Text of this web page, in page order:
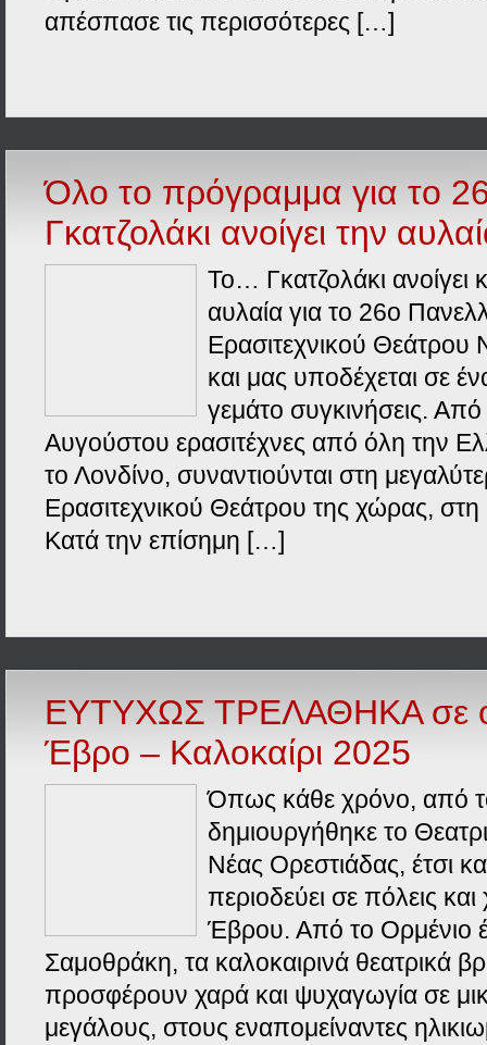
απέσπασε τις περισσότερες […]
Όλο το πρόγραμμα για το
Γκατζολάκι ανοίγει την
Το… Γκατζολάκι ανοίγει
αυλαία για το 26ο
Ερασιτεχνικού Θεάτρου
και μας υποδέχεται σε
γεμάτο συγκινήσεις. Από
Αυγούστου ερασιτέχνες από όλη την
το Λονδίνο, συναντιούνται στη
Ερασιτεχνικού Θεάτρου της χώρας,
Κατά την επίσημη […]
ΕΥΤΥΧΩΣ ΤΡΕΛΑΘΗΚΑ σε
Έβρο – Καλοκαίρι 2025
Όπως κάθε χρόνο, από
δημιουργήθηκε το
Νέας Ορεστιάδας, έτσι
περιοδεύει σε πόλεις
Έβρου. Από το Ορμένιο
Σαμοθράκη, τα καλοκαιρινά θεατρικά
προσφέρουν χαρά και ψυχαγωγία σε
μεγάλους, στους εναπομείναντες